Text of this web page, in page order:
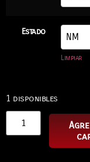
Estado
Limpiar
1 disponibles